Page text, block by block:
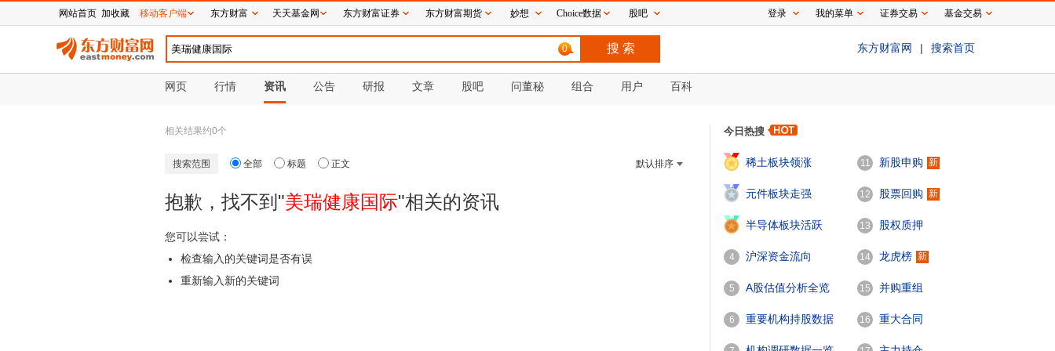
0 东方财富网 | 搜索首页
网页 行情 资讯 公告 研报 文章 股吧 问董秘 组合 用户 百科
相关结果约0个
搜索范围 全部 标题 正文 默认排序
抱歉，找不到"美瑞健康国际"相关的资讯
您可以尝试：
检查输入的关键词是否有误
重新输入新的关键词
今日热搜
稀土板块领涨
2
元件板块走强
3
半导体板块活跃
4 沪深资金流向
5 A股估值分析全览
6 重要机构持股数据
11 新股申购 新
12 股票回购 新
13 股权质押
14 龙虎榜 新
15 并购重组
16 重大合同
网站首页 加收藏 移动客户端 东方财富 天天基金网 东方财富证券 东方财富期货 妙想 Choice数据 股吧 登录 我的菜单 证券交易 基金交易